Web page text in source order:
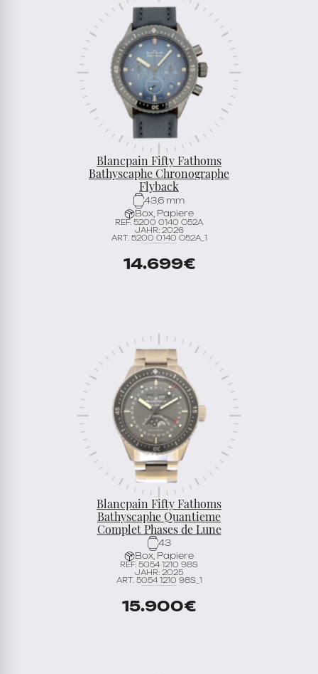
Blancpain Fifty Fathoms
Bathyscaphe Chronographe
Flyback
43,6 mm
Box, Papiere
REF. 5200 0140 O52A
JAHR: 2026
ART. 5200 0140 O52A_1
14.699€
Blancpain Fifty Fathoms
Bathyscaphe Quantieme
Complet Phases de Lune
43
Box, Papiere
REF. 5054 1210 98S
JAHR: 2025
ART. 5054 1210 98S_1
15.900€